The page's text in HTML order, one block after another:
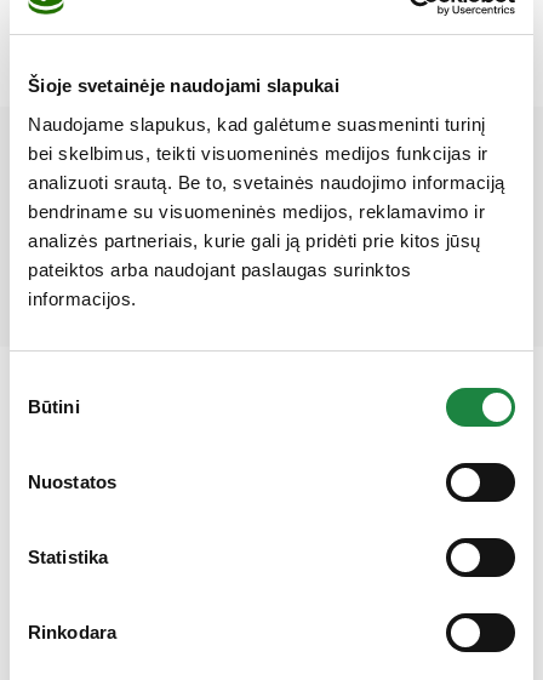
Šioje svetainėje naudojami slapukai
Naudojame slapukus, kad galėtume suasmeninti turinį
bei skelbimus, teikti visuomeninės medijos funkcijas ir
analizuoti srautą. Be to, svetainės naudojimo informaciją
bendriname su visuomeninės medijos, reklamavimo ir
analizės partneriais, kurie gali ją pridėti prie kitos jūsų
pateiktos arba naudojant paslaugas surinktos
informacijos.
pasirinkimas
Būtini
Nuostatos
Statistika
Rinkodara
Mūsų partneriai
Gauk 10% nuolaidą!